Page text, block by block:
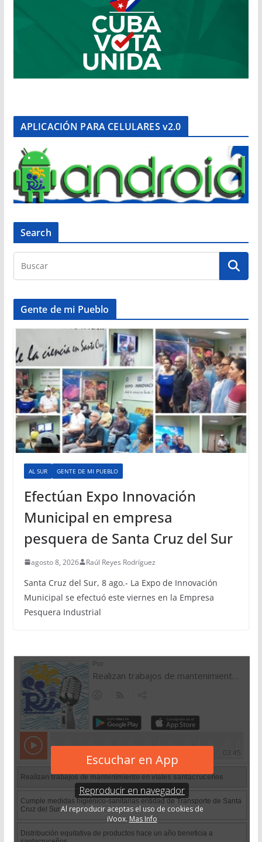
APLICACIÓN PARA CELULARES v2.0
Search
Gente de mi Pueblo
AL SUR GENTE DE MI PUEBLO
Efectúan Expo Innovación
Municipal en empresa
pesquera de Santa Cruz del Sur
agosto 8, 2026 Raúl Reyes Rodríguez
Santa Cruz del Sur, 8 ago.- La Expo de Innovación
Municipal se efectuó este viernes en la Empresa
Pesquera Industrial